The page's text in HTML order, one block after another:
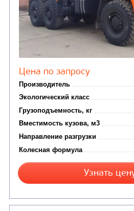
Автобусы большого класса(3)
Автобусы особо большого
класса (1)
САМОСВАЛ КАМАЗ-6522